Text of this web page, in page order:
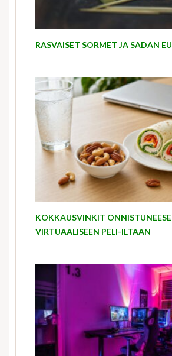
RASVAISET SORMET JA SADAN
KOKKAUSVINKIT
VIRTUAALISEEN PELI-ILTAAN